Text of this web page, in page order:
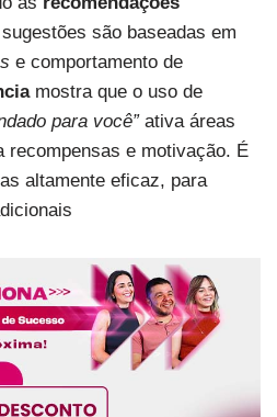
são baseadas em
e comportamento de
mostra que o uso de
para você”ativa áreas
recompensas e motivação. É
altamente eficaz, para